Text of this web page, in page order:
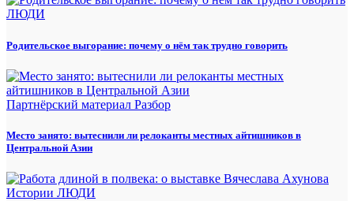
ЛЮДИ
Родительское выгорание: почему о нём так трудно говорить
Партнёрский материал Разбор
Место занято: вытеснили ли релоканты местных айтишников в
Центральной Азии
Истории ЛЮДИ